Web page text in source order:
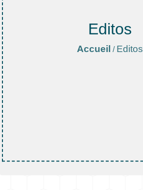
Editos
Accueil / Editos